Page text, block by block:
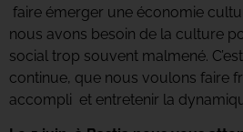
faire émerger une économie
nous avons besoin de la culture
social trop souvent malmené.
continue, que nous voulons faire
accompli et entretenir la